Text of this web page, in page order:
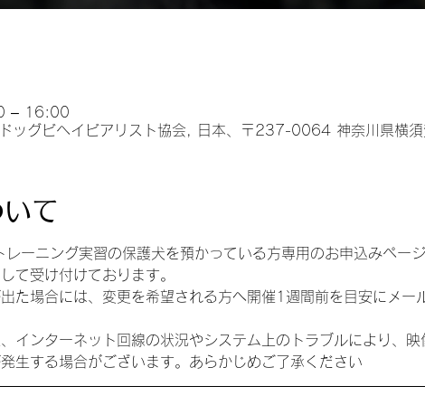
– 16:00
ドッグビヘイビアリスト協会, 日本、〒237-0064 神奈川県横
て
ーニング実習の保護犬を預かっている方専用のお申込みペー
て受け付けております。
た場合には、変更を希望される方へ開催1週間前を目安にメー
インターネット回線の状況やシステム上のトラブルにより、
生する場合がございます。あらかじめご了承ください